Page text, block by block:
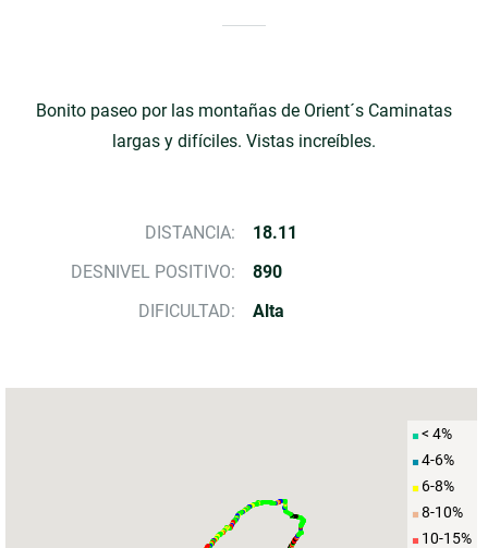
Bonito paseo por las montañas de Orient´s Caminatas
largas y difíciles. Vistas increíbles.
DISTANCIA:
18.11
DESNIVEL POSITIVO:
890
DIFICULTAD:
Alta
< 4%
4-6%
6-8%
8-10%
10-15%